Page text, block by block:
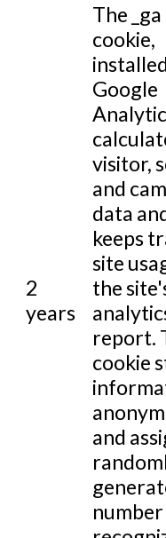
2
years
The _ga
cookie,
Google
visitor,
and
data
keeps
site
the
report.
cookie
and